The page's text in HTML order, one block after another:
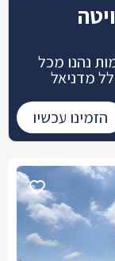
נהנו מכל
מדניאל
הזמינו עכשיו